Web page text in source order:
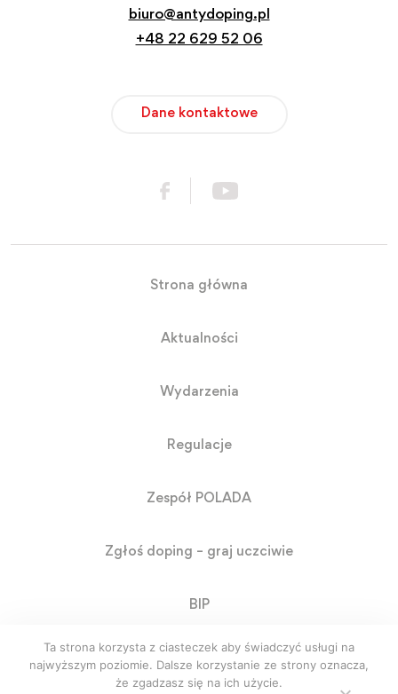
biuro@antydoping.pl
+48 22 629 52 06
Dane kontaktowe
Strona główna
Aktualności
Wydarzenia
Regulacje
Zespół POLADA
Zgłoś doping – graj uczciwie
BIP
RODO
Ta strona korzysta z ciasteczek aby świadczyć usługi na
najwyższym poziomie. Dalsze korzystanie ze strony oznacza,
że zgadzasz się na ich użycie.